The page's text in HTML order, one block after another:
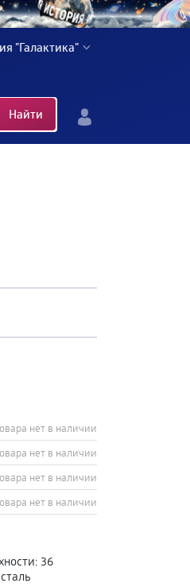
"Галактика"
Найти
нет в наличии
нет в наличии
нет в наличии
нет в наличии
: 36